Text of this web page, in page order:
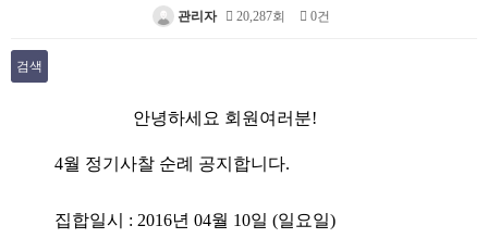
관리자 20,287회 0건
검색
안녕하세요 회원여러분!
4월 정기사찰 순례 공지합니다.
집합일시 : 2016년 04월 10일 (일요일)